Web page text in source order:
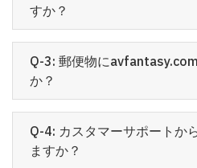
すか？
Q-3: 郵便物に
か？
Q-4: カスタマーサポートか
ますか？